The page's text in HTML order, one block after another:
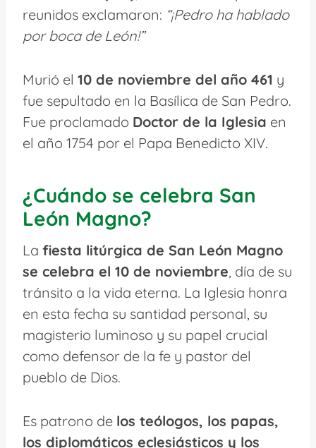
reunidos exclamaron: “¡Pedro ha hablado
por boca de León!”
Murió el 10 de noviembre del año 461 y
fue sepultado en la Basílica de San Pedro.
Fue proclamado Doctor de la Iglesia en
el año 1754 por el Papa Benedicto XIV.
¿Cuándo se celebra San
León Magno?
La fiesta litúrgica de San León Magno
se celebra el 10 de noviembre, día de su
tránsito a la vida eterna. La Iglesia honra
en esta fecha su santidad personal, su
magisterio luminoso y su papel crucial
como defensor de la fe y pastor del
pueblo de Dios.
Es patrono de los teólogos, los papas,
los diplomáticos eclesiásticos y los